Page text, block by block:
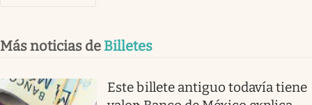
Más noticias de Billetes
Este billete antiguo todavía tiene